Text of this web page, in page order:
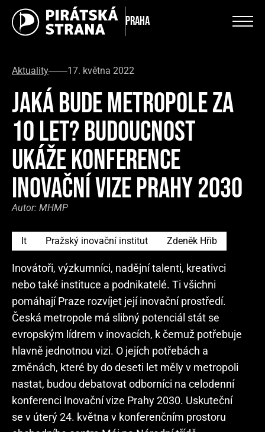
Praha
Aktuality 17. května 2022
JAKÁ BUDE METROPOLE ZA
10 LET? BUDOUCNOST
UKÁŽE KONFERENCE
INOVAČNÍ VIZE PRAHY 2030
Autor: MHMP
It Pražský inovační institut Zdeněk Hřib
Inovátoři, výzkumníci, nadějní talenti, kreativci
nebo také instituce a podnikatelé. Ti všichni
pomáhají Praze rozvíjet její inovační prostředí.
Česká metropole má slibný potenciál stát se
evropským lídrem v inovacích, k čemuž potřebuje
hlavně jednotnou vizi. O jejích potřebách a
změnách, které by do deseti let měly v metropoli
nastat, budou debatovat odborníci na celodenní
konferenci Inovační vize Prahy 2030. Uskuteční
se v úterý 24. května v konferenčním prostoru